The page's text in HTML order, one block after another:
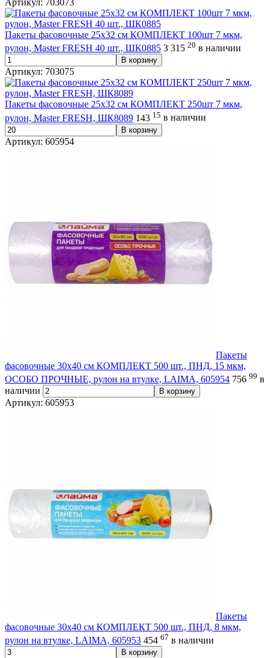
Пакеты фасовочные 25х32 см КОМПЛЕКТ 100шт 7 мкм,
рулон, Master FRESH 40 шт., ШК0885 3 315 20 в наличии
В корзину
Артикул: 703075
Пакеты фасовочные 25х32 см КОМПЛЕКТ 250шт 7 мкм,
рулон, Master FRESH, ШК8089 143 15 в наличии
В корзину
Артикул: 605954
Пакеты
фасовочные 30х40 см КОМПЛЕКТ 500 шт., ПНД, 15 мкм,
ОСОБО ПРОЧНЫЕ, рулон на втулке, LAIMA, 605954 756 99 в
наличии
В корзину
Артикул: 605953
Пакеты
фасовочные 30х40 см КОМПЛЕКТ 500 шт., ПНД, 8 мкм,
рулон на втулке, LAIMA, 605953 454 67 в наличии
В корзину